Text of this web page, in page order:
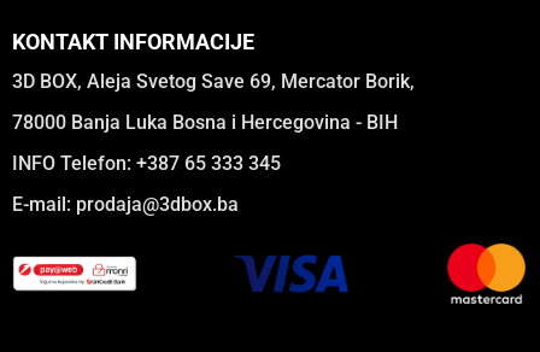
KONTAKT INFORMACIJE
3D BOX, Aleja Svetog Save 69, Mercator Borik,
78000 Banja Luka Bosna i Hercegovina - BIH
INFO Telefon: +387 65 333 345
E-mail: prodaja@3dbox.ba